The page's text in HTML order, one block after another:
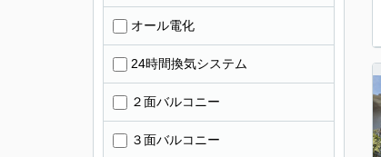
オール電化
24時間換気システム
２面バルコニー
３面バルコニー